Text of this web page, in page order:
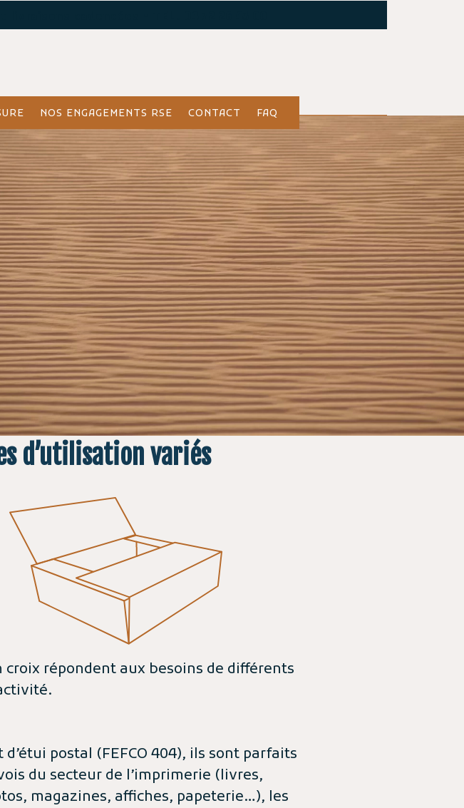
NOS ENGAGEMENTS RSE CONTACT FAQ
d’utilisation variés
croix répondent aux besoins de différents
d’étui postal (FEFCO 404), ils sont parfaits
du secteur de l’imprimerie (livres,
magazines, affiches, papeterie…), les